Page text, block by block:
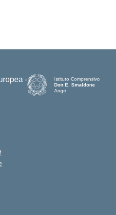
Istituto Comprensivo
Don E. Smaldone
Angri